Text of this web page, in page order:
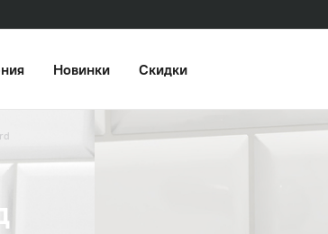
Новинки Скидки